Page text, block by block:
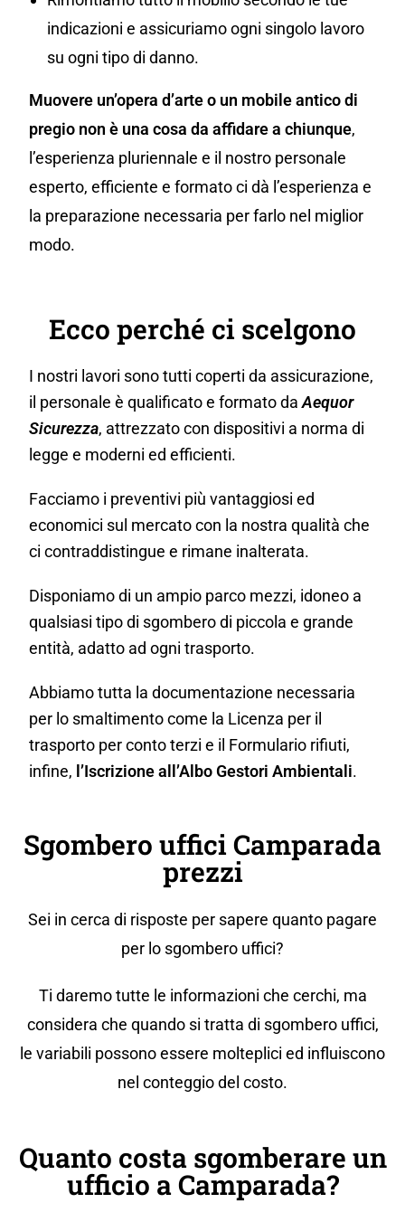
indicazioni e assicuriamo ogni singolo lavoro
su ogni tipo di danno.
Muovere un’opera d’arte o un mobile antico di
pregio non è una cosa da affidare a chiunque,
l’esperienza pluriennale e il nostro personale
esperto, efficiente e formato ci dà l’esperienza e
la preparazione necessaria per farlo nel miglior
modo.
Ecco perché ci scelgono
I nostri lavori sono tutti coperti da assicurazione,
il personale è qualificato e formato daAequor
Sicurezza, attrezzato con dispositivi a norma di
legge e moderni ed efficienti.
Facciamo i preventivi più vantaggiosi ed
economici sul mercato con la nostra qualità che
ci contraddistingue e rimane inalterata.
Disponiamo di un ampio parco mezzi, idoneo a
qualsiasi tipo di sgombero di piccola e grande
entità, adatto ad ogni trasporto.
Abbiamo tutta la documentazione necessaria
per lo smaltimento come la Licenza per il
trasporto per conto terzi e il Formulario rifiuti,
infine, l’Iscrizione all’Albo Gestori Ambientali.
Sgombero uffici Camparada
prezzi
Sei in cerca di risposte per sapere quanto pagare
per lo sgombero uffici?
Ti daremo tutte le informazioni che cerchi, ma
considera che quando si tratta di sgombero uffici,
le variabili possono essere molteplici ed influiscono
nel conteggio del costo.
Quanto costa sgomberare un
ufficio a Camparada?